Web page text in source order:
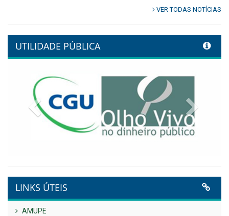
VER TODAS NOTÍCIAS
UTILIDADE PÚBLICA
Previous
LINKS ÚTEIS
AMUPE